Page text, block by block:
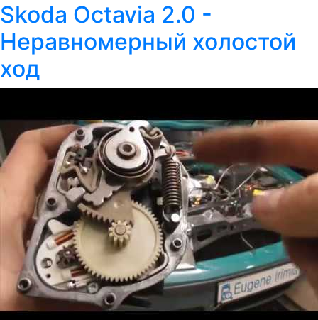
Skoda Octavia 2.0 -
Неравномерный холостой
ход